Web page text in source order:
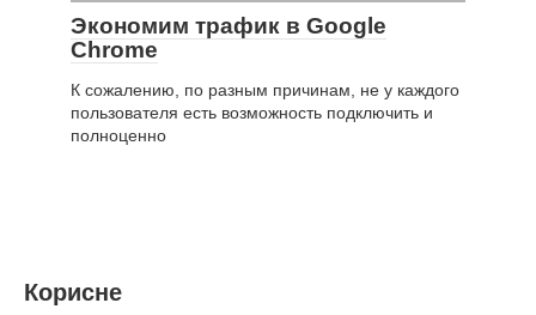
Экономим трафик в Google
Chrome
К сожалению, по разным причинам, не у каждого
пользователя есть возможность подключить и
полноценно
Корисне